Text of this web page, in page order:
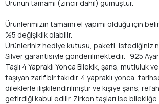
Ürünün tamamı (zincir dahil) gümüştür.
Ürünlerimizin tamamı el yapımı olduğu için
%5 değişiklik olabilir.
Ürünleriniz hediye kutusu, paketi, istediğiniz
Silver garantisiyle gönderilmektedir. 925 Ayar
Taşlı 4 Yapraklı Yonca Bilekik, şans, mutluluk
taşıyan zarif bir takıdır. 4 yapraklı yonca,
dileklerle ilişkilendirilmiştir ve kişiye şans,
getirdiği kabul edilir. Zirkon taşları ise bilekliğe